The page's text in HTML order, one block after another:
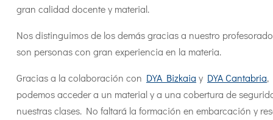
gran calidad docente y material.
Nos distinguimos de los demás gracias a nuestro
son personas con gran experiencia en la materia.
Gracias a la colaboración con DYA Bizkaia y DYA Cantabria,
podemos acceder a un material y a una cobertura de
nuestras clases. No faltará la formación en embarcación y